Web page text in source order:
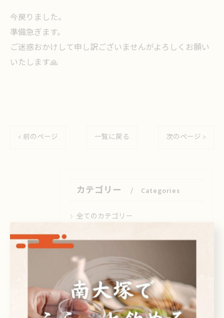
今戻りました。
準備急ぎます。
ご迷惑おかけして申し訳ございませんがよろしくお願い
いたします🙏
< 前のページ 一覧に戻る 次のページ >
カテゴリー Categories
全てのカテゴリー
焼酎
刺身
ドリンク